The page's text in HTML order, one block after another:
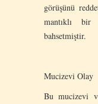
görüşünü
mantıklı bir
bahsetmiştir.
Mucizevi Olay
Bu mucizevi